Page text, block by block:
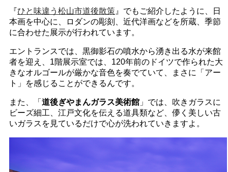
『ひと味違う松山市道後散策 』でもご紹介したように、日
本画を中心に、ロダンの彫刻、近代洋画などを所蔵、季節
に合わせた展示が行われています。
エントランスでは、黒御影石の噴水から湧き出る水が来館
者を迎え、1階展示室では、120年前のドイツで作られた大
きなオルゴールが厳かな音色を奏でていて、まさに「アー
ト」を感じることができるんです。
また、「 道後ぎやまんガラス美術館 」では、吹きガラスに
ビーズ細工、江戸文化を伝える道具類など、儚く美しい古
いガラスを見ているだけで心が洗われていきますよ。